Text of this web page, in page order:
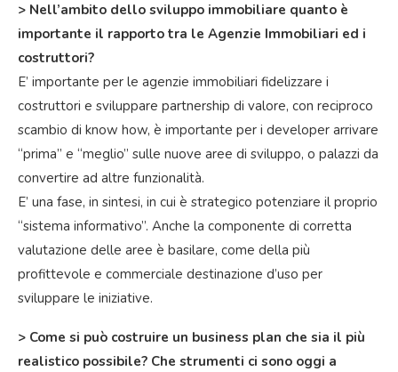
> Nell’ambito dello sviluppo immobiliare quanto è
importante il rapporto tra le Agenzie Immobiliari ed i
costruttori?
E’ importante per le agenzie immobiliari fidelizzare i
costruttori e sviluppare partnership di valore, con reciproco
scambio di know how, è importante per i developer arrivare
“prima” e “meglio” sulle nuove aree di sviluppo, o palazzi da
convertire ad altre funzionalità.
E’ una fase, in sintesi, in cui è strategico potenziare il proprio
“sistema informativo”. Anche la componente di corretta
valutazione delle aree è basilare, come della più
profittevole e commerciale destinazione d’uso per
sviluppare le iniziative.
> Come si può costruire un business plan che sia il più
realistico possibile? Che strumenti ci sono oggi a